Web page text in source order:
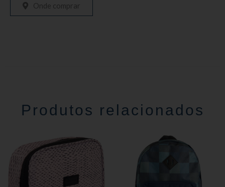
Onde comprar
Produtos relacionados